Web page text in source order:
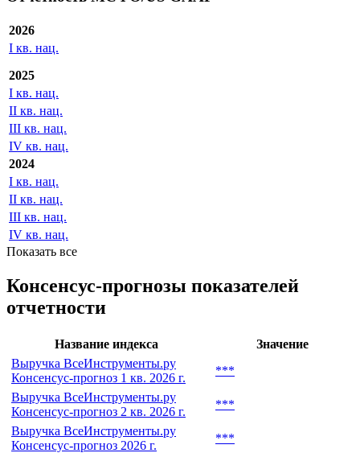
2026
I кв. нац.
2025
I кв. нац.
II кв. нац.
III кв. нац.
IV кв. нац.
2024
I кв. нац.
II кв. нац.
III кв. нац.
IV кв. нац.
Показать все
Консенсус-прогнозы показателей
отчетности
Название индекса
Значение
Выручка ВсеИнструменты.ру
Консенсус-прогноз 1 кв. 2026 г.
***
Выручка ВсеИнструменты.ру
Консенсус-прогноз 2 кв. 2026 г.
***
Выручка ВсеИнструменты.ру
Консенсус-прогноз 2026 г.
***